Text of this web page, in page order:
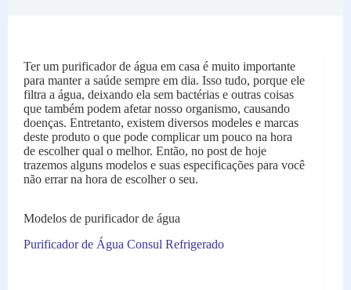
Ter um purificador de água em casa é muito importante
para manter a saúde sempre em dia. Isso tudo, porque ele
filtra a água, deixando ela sem bactérias e outras coisas
que também podem afetar nosso organismo, causando
doenças. Entretanto, existem diversos modeles e marcas
deste produto o que pode complicar um pouco na hora
de escolher qual o melhor. Então, no post de hoje
trazemos alguns modelos e suas especificações para você
não errar na hora de escolher o seu.
Modelos de purificador de água
Purificador de Água Consul Refrigerado